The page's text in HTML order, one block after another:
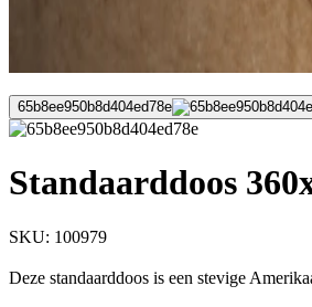
65b8ee950b8d404ed78e
Standaarddoos
SKU: 100979
Deze standaarddoos is een stevige